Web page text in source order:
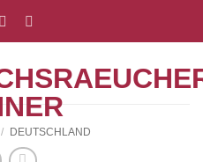
/ DEUTSCHLAND